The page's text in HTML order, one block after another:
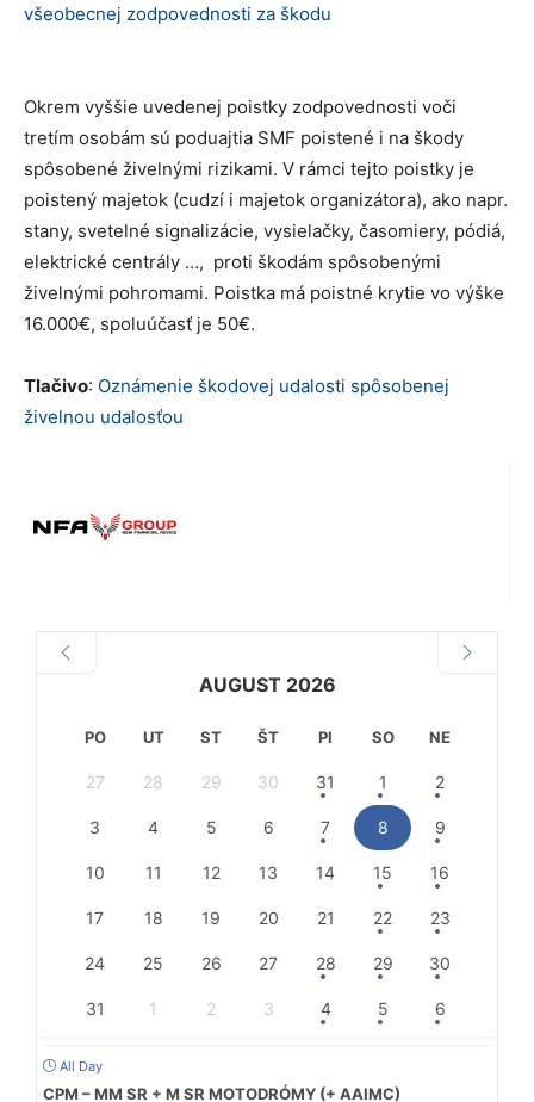
všeobecnej zodpovednosti za škodu
Okrem vyššie uvedenej poistky zodpovednosti voči
tretím osobám sú poduajtia SMF poistené i na škody
spôsobené živelnými rizikami. V rámci tejto poistky je
poistený majetok (cudzí i majetok organizátora), ako napr.
stany, svetelné signalizácie, vysielačky, časomiery, pódiá,
elektrické centrály …, proti škodám spôsobenými
živelnými pohromami. Poistka má poistné krytie vo výške
16.000€, spoluúčasť je 50€.
Tlačivo: Oznámenie škodovej udalosti spôsobenej
živelnou udalosťou
AUGUST 2026
PO UT ST ŠT PI SO NE
27 28 29 30 31 1 2
3 4 5 6 7 8 9
10 11 12 13 14 15 16
17 18 19 20 21 22 23
24 25 26 27 28 29 30
31 1 2 3 4 5 6
All Day
CPM – MM SR + M SR MOTODRÓMY (+ AAIMC)